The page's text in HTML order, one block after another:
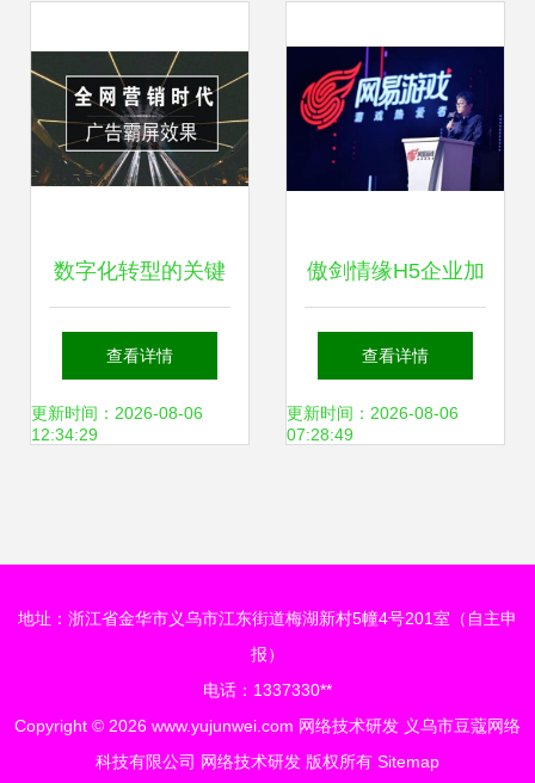
技术研发新篇章
数字化转型的关键
湖南加盟推广与网
络技术研发新策略
查看详情
更新时间：2026-08-06
12:34:29
傲剑情缘H5企业加
盟 迈向财富自由的
成功之路
查看详情
更新时间：2026-08-06
07:28:49
地址：浙江省金华市义乌市江东街道梅湖新村5幢4号201室（自主申
报）
电话：1337330**
Copyright © 2026 www.yujunwei.com 网络技术研发 义乌市豆蔻网络
科技有限公司 网络技术研发 版权所有 Sitemap